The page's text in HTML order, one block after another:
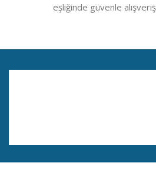
eşliğinde güvenle